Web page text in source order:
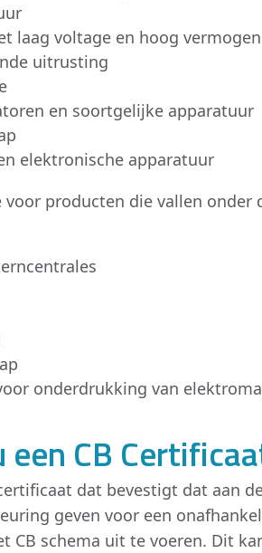
laag voltage en hoog vermogen
uitrusting
en soortgelijke apparatuur
elektronische apparatuur
producten die vallen onder
onderdrukking van
CB
dat bevestigt dat aan
geven voor een
CB schema uit te voeren. Dit